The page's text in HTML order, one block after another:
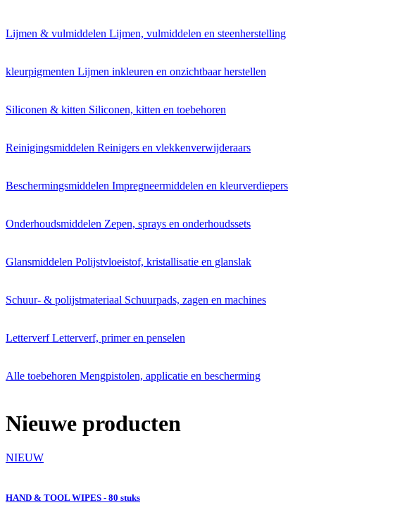
Lijmen & vulmiddelen Lijmen, vulmiddelen en steenherstelling
kleurpigmenten Lijmen inkleuren en onzichtbaar herstellen
Siliconen & kitten Siliconen, kitten en toebehoren
Reinigingsmiddelen Reinigers en vlekkenverwijderaars
Beschermingsmiddelen Impregneermiddelen en kleurverdiepers
Onderhoudsmiddelen Zepen, sprays en onderhoudssets
Glansmiddelen Polijstvloeistof, kristallisatie en glanslak
Schuur- & polijstmateriaal Schuurpads, zagen en machines
Letterverf Letterverf, primer en penselen
Alle toebehoren Mengpistolen, applicatie en bescherming
Nieuwe producten
NIEUW
HAND & TOOL WIPES - 80 stuks